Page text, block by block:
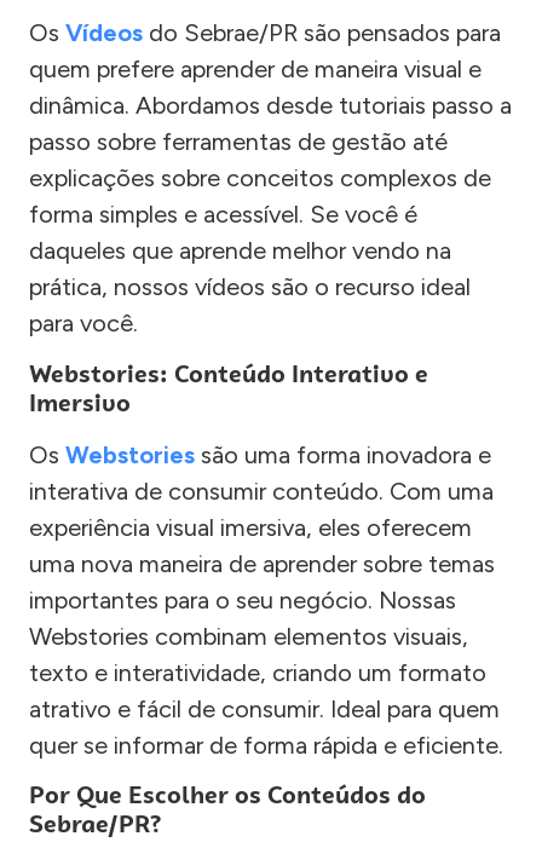
Os Vídeos do Sebrae/PR são pensados para
quem prefere aprender de maneira visual e
dinâmica. Abordamos desde tutoriais passo a
passo sobre ferramentas de gestão até
explicações sobre conceitos complexos de
forma simples e acessível. Se você é
daqueles que aprende melhor vendo na
prática, nossos vídeos são o recurso ideal
para você.
Webstories: Conteúdo Interativo e
Imersivo
Os Webstories são uma forma inovadora e
interativa de consumir conteúdo. Com uma
experiência visual imersiva, eles oferecem
uma nova maneira de aprender sobre temas
importantes para o seu negócio. Nossas
Webstories combinam elementos visuais,
texto e interatividade, criando um formato
atrativo e fácil de consumir. Ideal para quem
quer se informar de forma rápida e eficiente.
Por Que Escolher os Conteúdos do
Sebrae/PR?